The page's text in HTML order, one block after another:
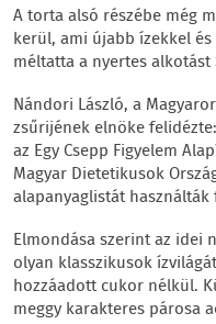
A torta alsó részébe még
kerül, ami újabb ízekkel
méltatta a nyertes alkotást
Nándori László, a
zsűrijének elnöke
az Egy Csepp Figyelem
Magyar Dietetikusok
alapanyaglistát
Elmondása szerint az idei
olyan klasszikusok
hozzáadott cukor nélkül.
meggy karakteres párosa